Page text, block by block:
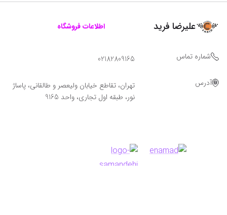
علیرضا فرید اطلاعات فروشگاه
شماره تماس 02182809165
آدرس
تهران، تقاطع خیابان ولیعصر و طالقانی، پاساژ
نور، طبقه اول تجاری، واحد 9165